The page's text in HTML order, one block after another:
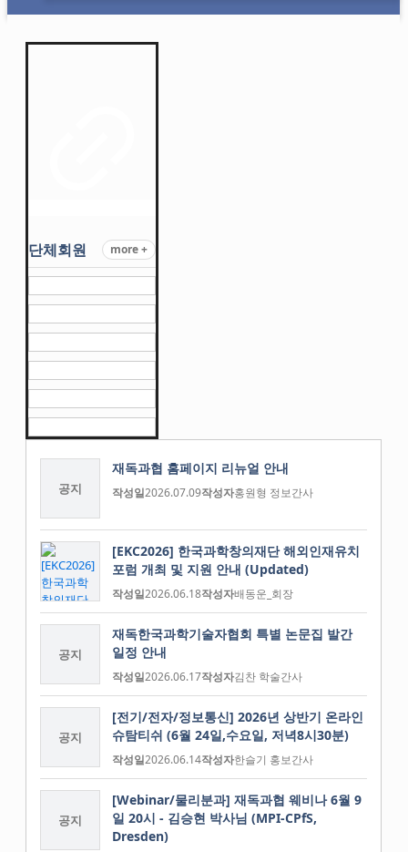
단체회원 more +
공지
재독과협 홈페이지 리뉴얼 안내
작성일2026.07.09작성자홍원형 정보간사
[EKC2026] 한국과학창의재단 해외인재유치
포럼 개최 및 지원 안내 (Updated)
작성일2026.06.18작성자배동운_회장
공지
재독한국과학기술자협회 특별 논문집 발간
일정 안내
작성일2026.06.17작성자김찬 학술간사
공지
[전기/전자/정보통신] 2026년 상반기 온라인
슈탐티쉬 (6월 24일,수요일, 저녁8시30분)
작성일2026.06.14작성자한슬기 홍보간사
공지
[Webinar/물리분과] 재독과협 웨비나 6월 9
일 20시 - 김승현 박사님 (MPI-CPfS,
Dresden)